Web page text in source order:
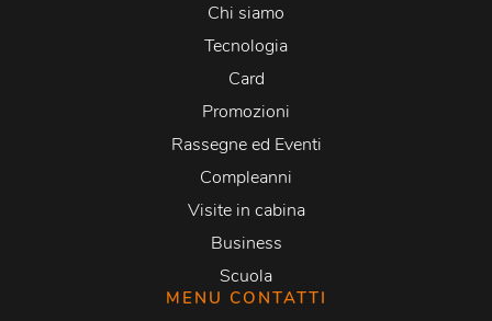
Chi siamo
Tecnologia
Card
Promozioni
Rassegne ed Eventi
Compleanni
Visite in cabina
Business
Scuola
MENU CONTATTI